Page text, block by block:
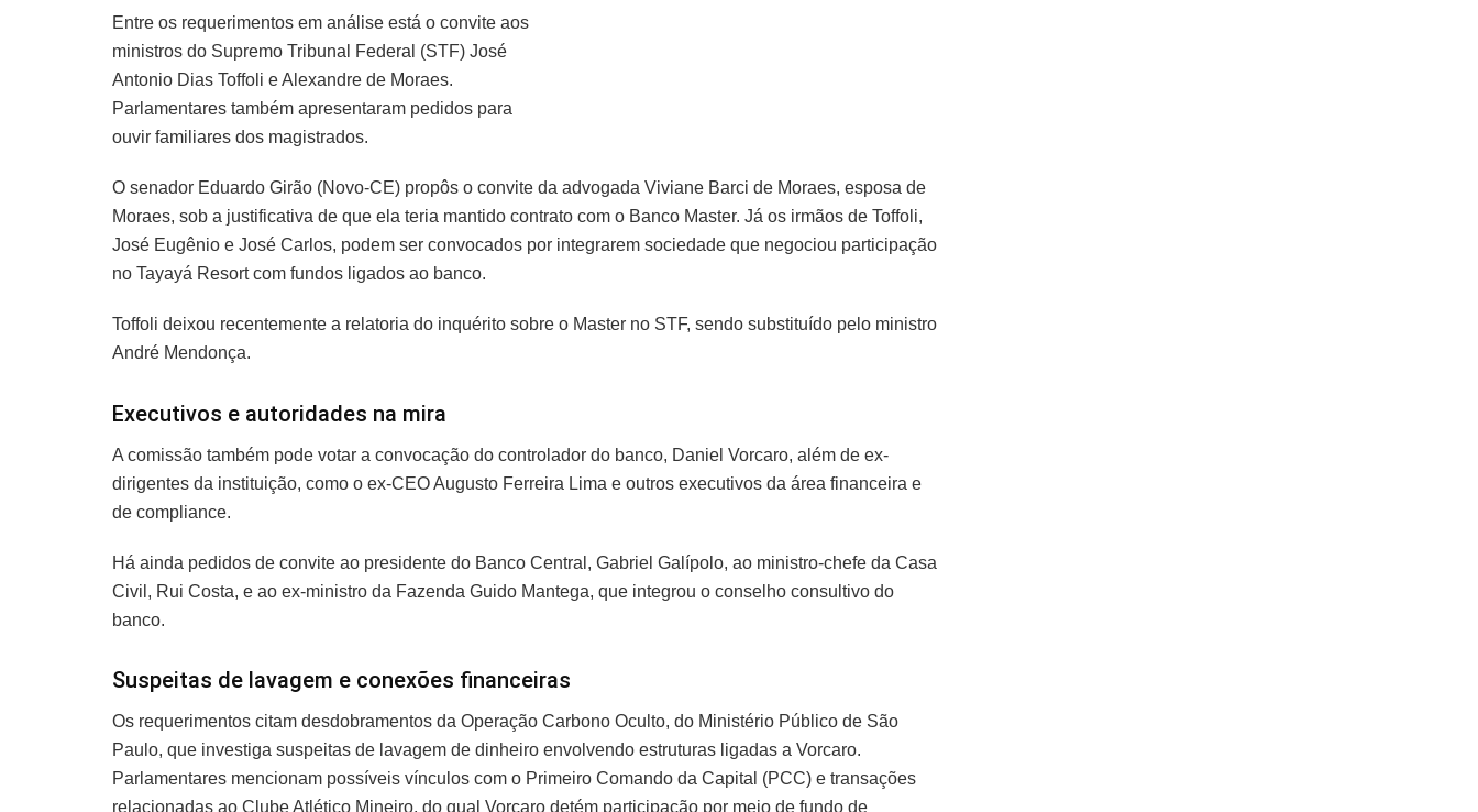
Entre os requerimentos em análise está o convite aos
ministros do Supremo Tribunal Federal (STF) José
Antonio Dias Toffoli e Alexandre de Moraes.
Parlamentares também apresentaram pedidos para
ouvir familiares dos magistrados.
O senador Eduardo Girão (Novo-CE) propôs o convite da advogada Viviane Barci de Moraes, esposa de
Moraes, sob a justificativa de que ela teria mantido contrato com o Banco Master. Já os irmãos de Toffoli,
José Eugênio e José Carlos, podem ser convocados por integrarem sociedade que negociou participação
no Tayayá Resort com fundos ligados ao banco.
Toffoli deixou recentemente a relatoria do inquérito sobre o Master no STF, sendo substituído pelo ministro
André Mendonça.
Executivos e autoridades na mira
A comissão também pode votar a convocação do controlador do banco, Daniel Vorcaro, além de ex-
dirigentes da instituição, como o ex-CEO Augusto Ferreira Lima e outros executivos da área financeira e
de compliance.
Há ainda pedidos de convite ao presidente do Banco Central, Gabriel Galípolo, ao ministro-chefe da Casa
Civil, Rui Costa, e ao ex-ministro da Fazenda Guido Mantega, que integrou o conselho consultivo do
banco.
Suspeitas de lavagem e conexões financeiras
Os requerimentos citam desdobramentos da Operação Carbono Oculto, do Ministério Público de São
Paulo, que investiga suspeitas de lavagem de dinheiro envolvendo estruturas ligadas a Vorcaro.
Parlamentares mencionam possíveis vínculos com o Primeiro Comando da Capital (PCC) e transações
relacionadas ao Clube Atlético Mineiro, do qual Vorcaro detém participação por meio de fundo de